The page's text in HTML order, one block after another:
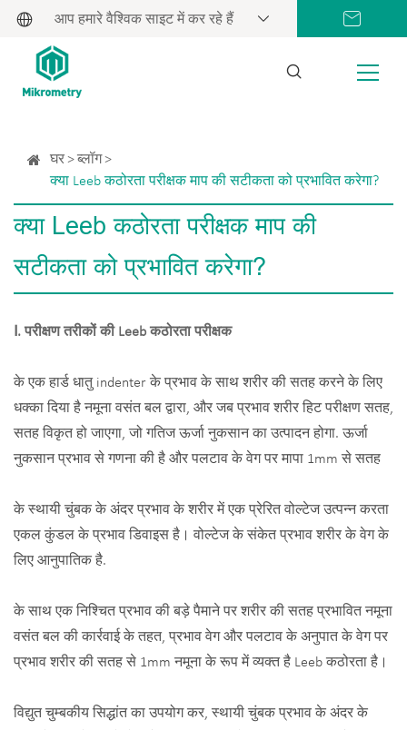
आप हमारे वैश्विक साइट में कर रहे हैं
घर
ब्लॉग
क्या Leeb कठोरता परीक्षक माप की सटीकता को प्रभावित करेगा?
क्या Leeb कठोरता परीक्षक माप की
सटीकता को प्रभावित करेगा?
Ⅰ. परीक्षण तरीकों की Leeb कठोरता परीक्षक
के एक हार्ड धातु indenter के प्रभाव के साथ शरीर की सतह करने के लिए
धक्का दिया है नमूना वसंत बल द्वारा, और जब प्रभाव शरीर हिट परीक्षण सतह,
सतह विकृत हो जाएगा, जो गतिज ऊर्जा नुकसान का उत्पादन होगा. ऊर्जा
नुकसान प्रभाव से गणना की है और पलटाव के वेग पर मापा 1mm से सतह
के स्थायी चुंबक के अंदर प्रभाव के शरीर में एक प्रेरित वोल्टेज उत्पन्न करता
एकल कुंडल के प्रभाव डिवाइस है। वोल्टेज के संकेत प्रभाव शरीर के वेग के
लिए आनुपातिक है.
के साथ एक निश्चित प्रभाव की बड़े पैमाने पर शरीर की सतह प्रभावित नमूना
वसंत बल की कार्रवाई के तहत, प्रभाव वेग और पलटाव के अनुपात के वेग पर
प्रभाव शरीर की सतह से 1mm नमूना के रूप में व्यक्त है Leeb कठोरता है।
विद्युत चुम्बकीय सिद्धांत का उपयोग कर, स्थायी चुंबक प्रभाव के अंदर के